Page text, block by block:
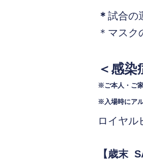
＊ 試合の
＊マスク
＜感染
※ご本人・ご
※入場時にア
ロイヤル
【歳末